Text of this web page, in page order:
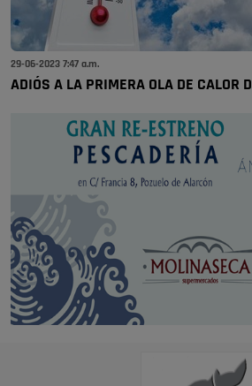
29-06-2023 7:47 a.m.
ADIÓS A LA PRIMERA OLA DE CALOR